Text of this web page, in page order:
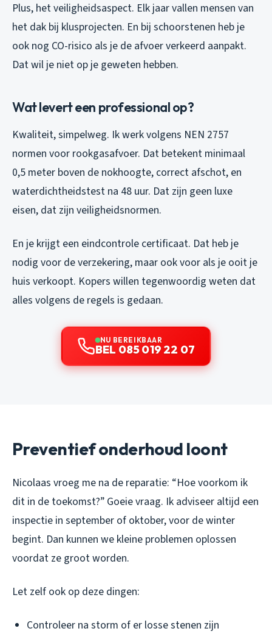
Plus, het veiligheidsaspect. Elk jaar vallen mensen van
het dak bij klusprojecten. En bij schoorstenen heb je
ook nog CO-risico als je de afvoer verkeerd aanpakt.
Dat wil je niet op je geweten hebben.
Wat levert een professional op?
Kwaliteit, simpelweg. Ik werk volgens NEN 2757
normen voor rookgasafvoer. Dat betekent minimaal
0,5 meter boven de nokhoogte, correct afschot, en
waterdichtheidstest na 48 uur. Dat zijn geen luxe
eisen, dat zijn veiligheidsnormen.
En je krijgt een eindcontrole certificaat. Dat heb je
nodig voor de verzekering, maar ook voor als je ooit je
huis verkoopt. Kopers willen tegenwoordig weten dat
alles volgens de regels is gedaan.
NU BEREIKBAAR
BEL 085 019 22 07
Preventief onderhoud loont
Nicolaas vroeg me na de reparatie: “Hoe voorkom ik
dit in de toekomst?” Goeie vraag. Ik adviseer altijd een
inspectie in september of oktober, voor de winter
begint. Dan kunnen we kleine problemen oplossen
voordat ze groot worden.
Let zelf ook op deze dingen:
Controleer na storm of er losse stenen zijn